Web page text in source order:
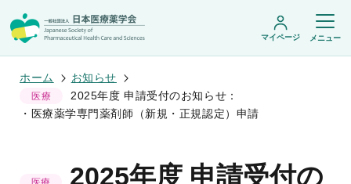
学術集会・セミナー
マイページ メニュー
ホーム お知らせ
医療
2025年度 申請受付のお知らせ：
・医療薬学専門薬剤師（新規・正規認定）申請
2025年度 申請受付の